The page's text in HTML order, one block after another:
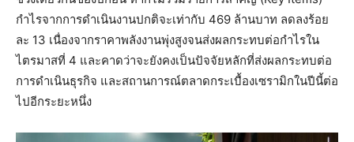
กำไรจากการดำเนินงานปกติจะเท่ากับ 469 ล้านบาท ลดลงร้อย
ละ 13 เนื่องจากราคาพลังงานพุ่งสูงจนส่งผลกระทบต่อกำไรใน
ไตรมาสที่ 4 และคาดว่าจะยังคงเป็นปัจจัยหลักที่ส่งผลกระทบต่อ
การดำเนินธุรกิจ และสถานการณ์ตลาดกระเบื้องเซรามิกในปีนี้ต่อ
ไปอีกระยะหนึ่ง